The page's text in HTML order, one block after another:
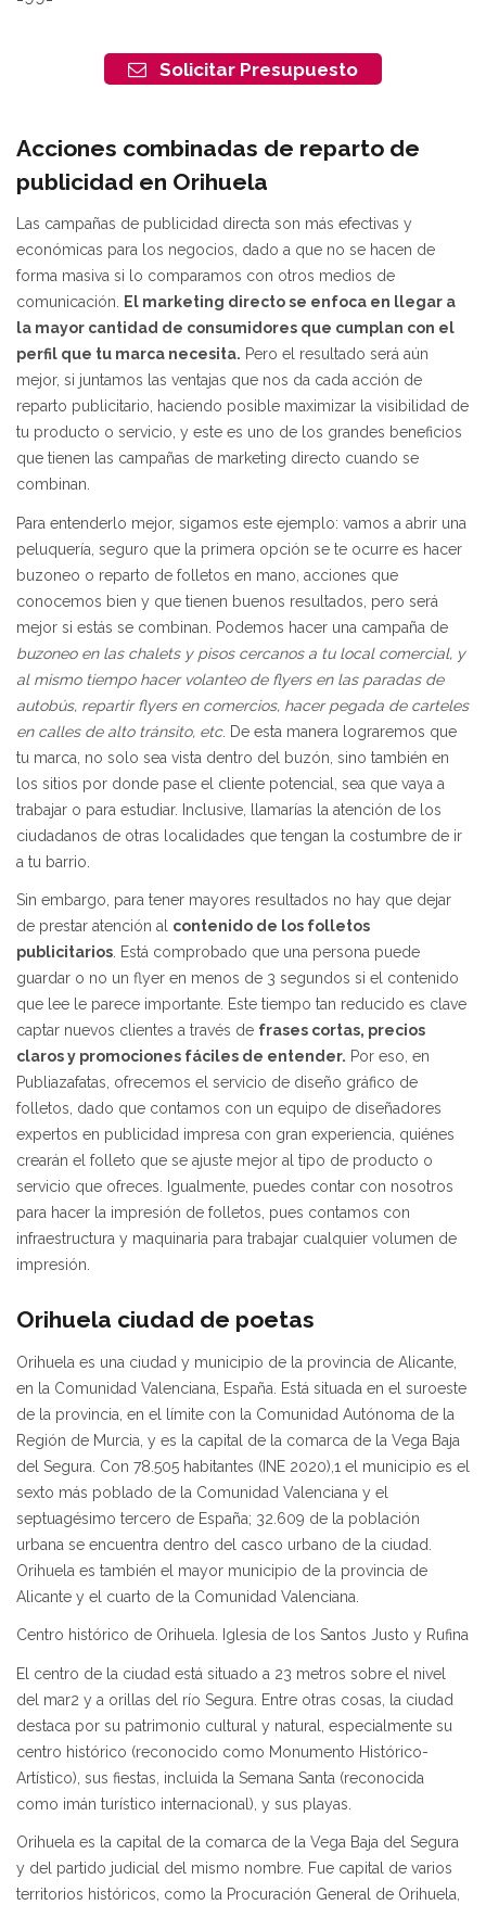
Solicitar Presupuesto
Acciones combinadas de reparto de
publicidad en Orihuela
Las campañas de publicidad directa son más efectivas y
económicas para los negocios, dado a que no se hacen de
forma masiva si lo comparamos con otros medios de
comunicación. El marketing directo se enfoca en llegar a
la mayor cantidad de consumidores que cumplan con el
perfil que tu marca necesita. Pero el resultado será aún
mejor, si juntamos las ventajas que nos da cada acción de
reparto publicitario, haciendo posible maximizar la visibilidad de
tu producto o servicio, y este es uno de los grandes beneficios
que tienen las campañas de marketing directo cuando se
combinan.
Para entenderlo mejor, sigamos este ejemplo: vamos a abrir una
peluquería, seguro que la primera opción se te ocurre es hacer
buzoneo o reparto de folletos en mano, acciones que
conocemos bien y que tienen buenos resultados, pero será
mejor si estás se combinan. Podemos hacer una campaña de
buzoneo en las chalets y pisos cercanos a tu local comercial, y
al mismo tiempo hacer volanteo de flyers en las paradas de
autobús, repartir flyers en comercios, hacer pegada de carteles
en calles de alto tránsito, etc. De esta manera lograremos que
tu marca, no solo sea vista dentro del buzón, sino también en
los sitios por donde pase el cliente potencial, sea que vaya a
trabajar o para estudiar. Inclusive, llamarías la atención de los
ciudadanos de otras localidades que tengan la costumbre de ir
a tu barrio.
Sin embargo, para tener mayores resultados no hay que dejar
de prestar atención al contenido de los folletos
publicitarios. Está comprobado que una persona puede
guardar o no un flyer en menos de 3 segundos si el contenido
que lee le parece importante. Este tiempo tan reducido es clave
captar nuevos clientes a través de frases cortas, precios
claros y promociones fáciles de entender. Por eso, en
Publiazafatas, ofrecemos el servicio de diseño gráfico de
folletos, dado que contamos con un equipo de diseñadores
expertos en publicidad impresa con gran experiencia, quiénes
crearán el folleto que se ajuste mejor al tipo de producto o
servicio que ofreces. Igualmente, puedes contar con nosotros
para hacer la impresión de folletos, pues contamos con
infraestructura y maquinaria para trabajar cualquier volumen de
impresión.
Orihuela ciudad de poetas
Orihuela es una ciudad y municipio de la provincia de Alicante,
en la Comunidad Valenciana, España. Está situada en el suroeste
de la provincia, en el límite con la Comunidad Autónoma de la
Región de Murcia, y es la capital de la comarca de la Vega Baja
del Segura. Con 78.505 habitantes (INE 2020),1 el municipio es el
sexto más poblado de la Comunidad Valenciana y el
septuagésimo tercero de España; 32.609 de la población
urbana se encuentra dentro del casco urbano de la ciudad.
Orihuela es también el mayor municipio de la provincia de
Alicante y el cuarto de la Comunidad Valenciana.
Centro histórico de Orihuela. Iglesia de los Santos Justo y Rufina
El centro de la ciudad está situado a 23 metros sobre el nivel
del mar2 y a orillas del río Segura. Entre otras cosas, la ciudad
destaca por su patrimonio cultural y natural, especialmente su
centro histórico (reconocido como Monumento Histórico-
Artístico), sus fiestas, incluida la Semana Santa (reconocida
como imán turístico internacional), y sus playas.
Orihuela es la capital de la comarca de la Vega Baja del Segura
y del partido judicial del mismo nombre. Fue capital de varios
territorios históricos, como la Procuración General de Orihuela,